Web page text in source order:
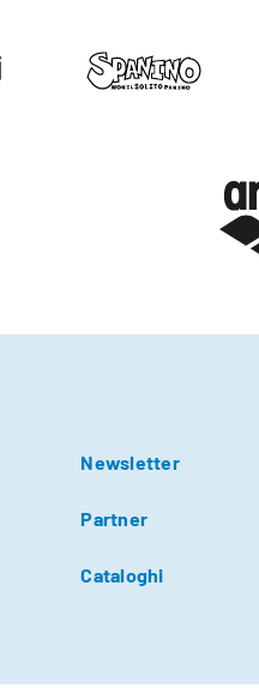
Newsletter
Partner
Cataloghi